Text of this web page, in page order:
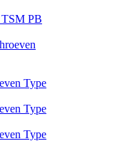
TSM PB
Type
Type
Type